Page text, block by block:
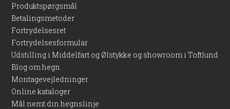
Produktspørgsmål
Betalingsmetoder
Fortrydelsesret
Fortrydelsesformular
Udstilling i Middelfart og Ølstykke og showroom i Toftlund
Blog om hegn
Montagevejledninger
Online kataloger
Mål nemt din hegnslinje